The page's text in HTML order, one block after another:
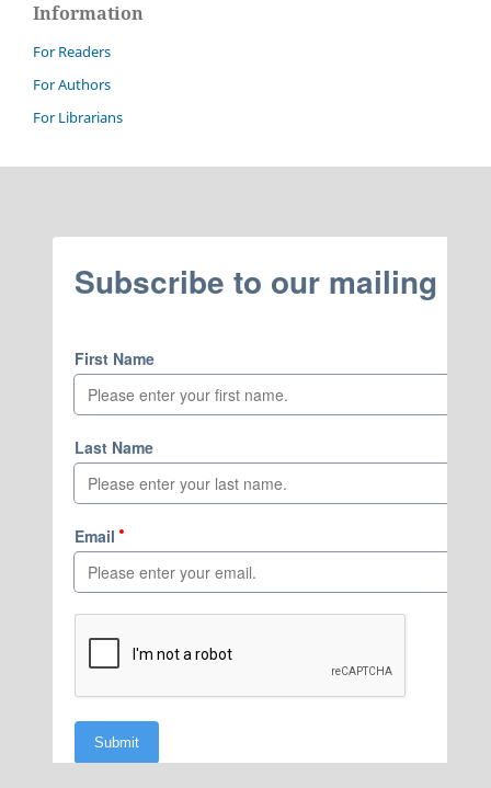
Information
For Readers
For Authors
For Librarians